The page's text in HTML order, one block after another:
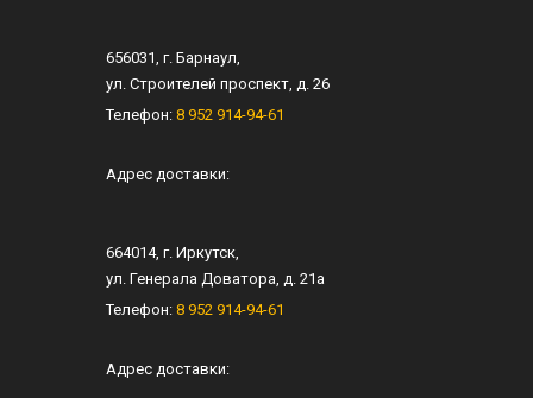
656031, г. Барнаул,
ул. Строителей проспект, д. 26
Телефон: 8 952 914-94-61
Адрес доставки:
664014, г. Иркутск,
ул. Генерала Доватора, д. 21а
Телефон: 8 952 914-94-61
Адрес доставки: